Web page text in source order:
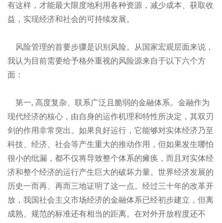
有这样，才能最大限度地利用各种资源，减少成本、获取收
益，实现经济和社会的可持续发展。
风险管理的首要步骤是识别风险。从国家宏观层面来说，
我认为目前需要给予格外重视的风险源来自于以下六个方
面：
第一, 高度复杂、联系广泛且脆弱的金融体系。金融作为
现代经济的核心，由自身的运作机理和特性所决定，其双刃
剑的作用非常突出。如果良好运行，它能够对实体经济乃至
科技、经济、社会等产生重大的推动作用，但如果发生哪怕
很小的纰漏，都不仅将导致整个体系的瘫痪，而且对实体经
济和整个经济的运行产生巨大的破坏力量。世界经济发展的
历史一而再、再而三地证明了这一点。经过三十年的改革开
放，我国社会主义市场经济的金融体系已经初步建立，但离
成熟、规范的标准还有相当的距离。在对外开放程度还不